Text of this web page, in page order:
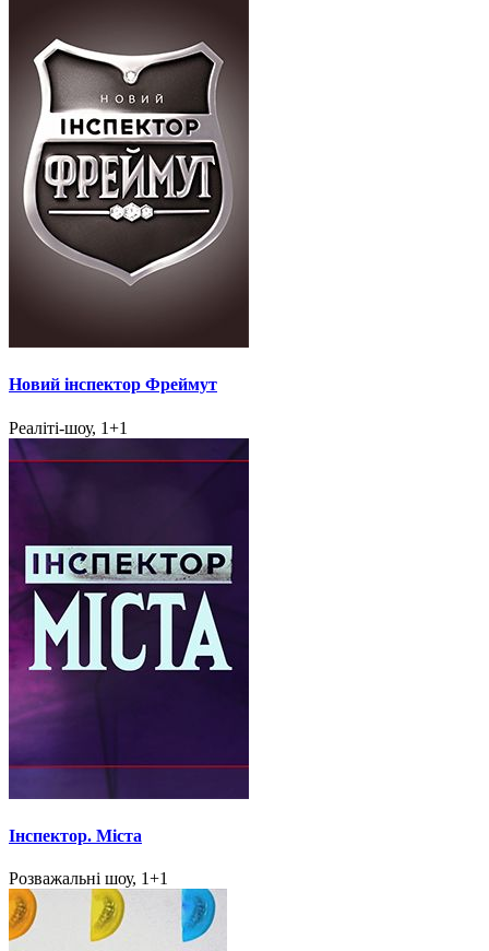
Новий інспектор Фреймут
Реаліті-шоу, 1+1
Інспектор. Міста
Розважальні шоу, 1+1